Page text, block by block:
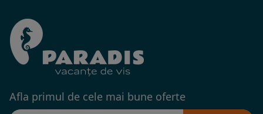
Afla primul de cele mai bune oferte